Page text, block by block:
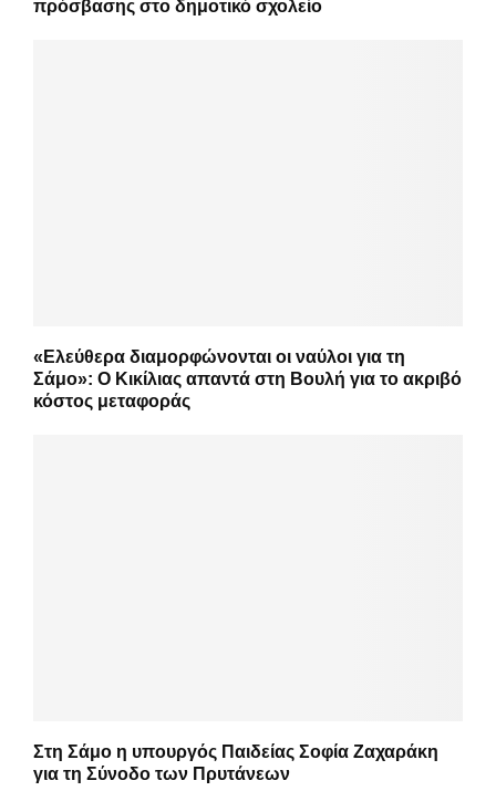
πρόσβασης στο δημοτικό σχολείο
«Ελεύθερα διαμορφώνονται οι ναύλοι για τη
Σάμο»: Ο Κικίλιας απαντά στη Βουλή για το ακριβό
κόστος μεταφοράς
Στη Σάμο η υπουργός Παιδείας Σοφία Ζαχαράκη
για τη Σύνοδο των Πρυτάνεων